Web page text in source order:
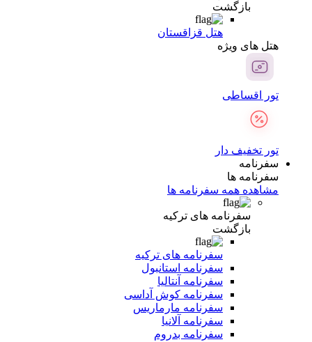
بازگشت
هتل قزاقستان
هتل های ویژه
تور اقساطی
تور تخفیف دار
سفرنامه
سفرنامه ها
مشاهده همه سفرنامه ها
سفرنامه های ترکیه
بازگشت
سفرنامه های ترکیه
سفرنامه استانبول
سفرنامه آنتالیا
سفرنامه کوش آداسی
سفرنامه مارماریس
سفرنامه آلانیا
سفرنامه بدروم